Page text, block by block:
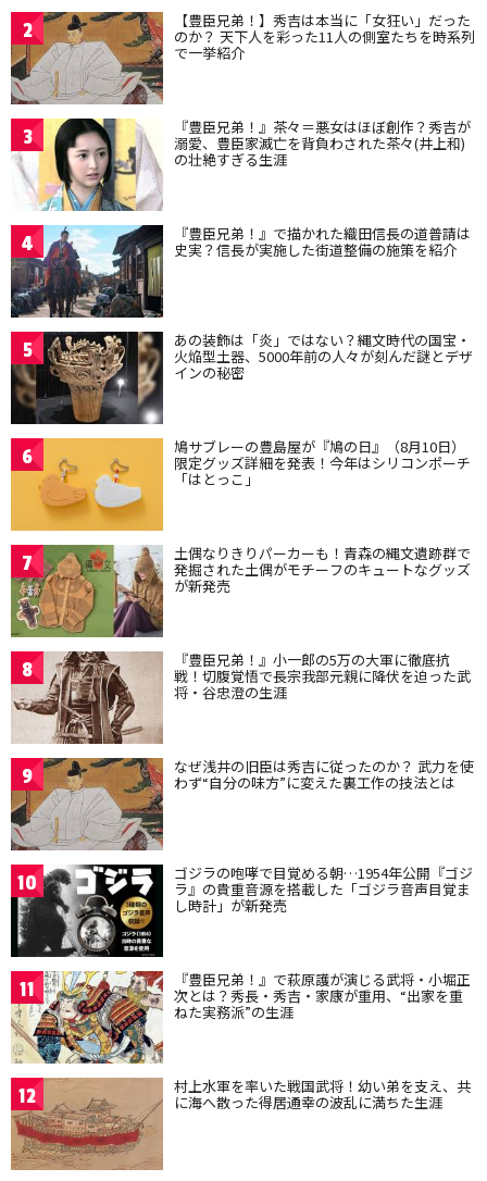
2 【豊臣兄弟！】秀吉は本当に「女狂い」だった
のか？ 天下人を彩った11人の側室たちを時系列
で一挙紹介
3 『豊臣兄弟！』茶々＝悪女はほぼ創作？秀吉が
溺愛、豊臣家滅亡を背負わされた茶々(井上和)
の壮絶すぎる生涯
4 『豊臣兄弟！』で描かれた織田信長の道普請は
史実？信長が実施した街道整備の施策を紹介
5 あの装飾は「炎」ではない？縄文時代の国宝・
火焔型土器、5000年前の人々が刻んだ謎とデザ
インの秘密
6 鳩サブレーの豊島屋が『鳩の日』（8月10日）
限定グッズ詳細を発表！今年はシリコンポーチ
「はとっこ」
7 土偶なりきりパーカーも！青森の縄文遺跡群で
発掘された土偶がモチーフのキュートなグッズ
が新発売
8 『豊臣兄弟！』小一郎の5万の大軍に徹底抗
戦！切腹覚悟で長宗我部元親に降伏を迫った武
将・谷忠澄の生涯
9 なぜ浅井の旧臣は秀吉に従ったのか？ 武力を使
わず“自分の味方”に変えた裏工作の技法とは
10 ゴジラの咆哮で目覚める朝…1954年公開『ゴジ
ラ』の貴重音源を搭載した「ゴジラ音声目覚ま
し時計」が新発売
11 『豊臣兄弟！』で萩原護が演じる武将・小堀正
次とは？秀長・秀吉・家康が重用、“出家を重
ねた実務派”の生涯
12 村上水軍を率いた戦国武将！幼い弟を支え、共
に海へ散った得居通幸の波乱に満ちた生涯